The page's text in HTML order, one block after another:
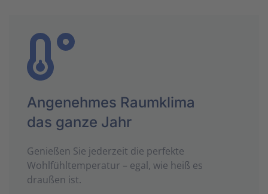
Angenehmes Raumklima
das ganze Jahr
Genießen Sie jederzeit die perfekte
Wohlfühltemperatur – egal, wie heiß es
draußen ist.